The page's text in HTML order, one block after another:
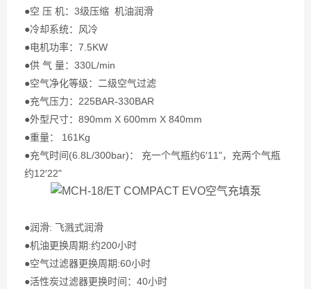
●空 压 机：3级压缩 机油润滑
●冷却系统：风冷
●电机功率：7.5KW
●供 气 量：330L/min
●空气净化等级：二级空气过滤
●充气压力：225BAR-330BAR
●外型尺寸：890mm X 600mm X 840mm
●重量： 161Kg
●充气时间(6.8L/300bar)： 充一个气瓶约6′11"，充两个气瓶
约12′22"
●润滑: 飞溅式润滑
●机油更换周期:约200小时
●空气过滤器更换周期:60小时
●活性炭过滤器更换时间：40小时